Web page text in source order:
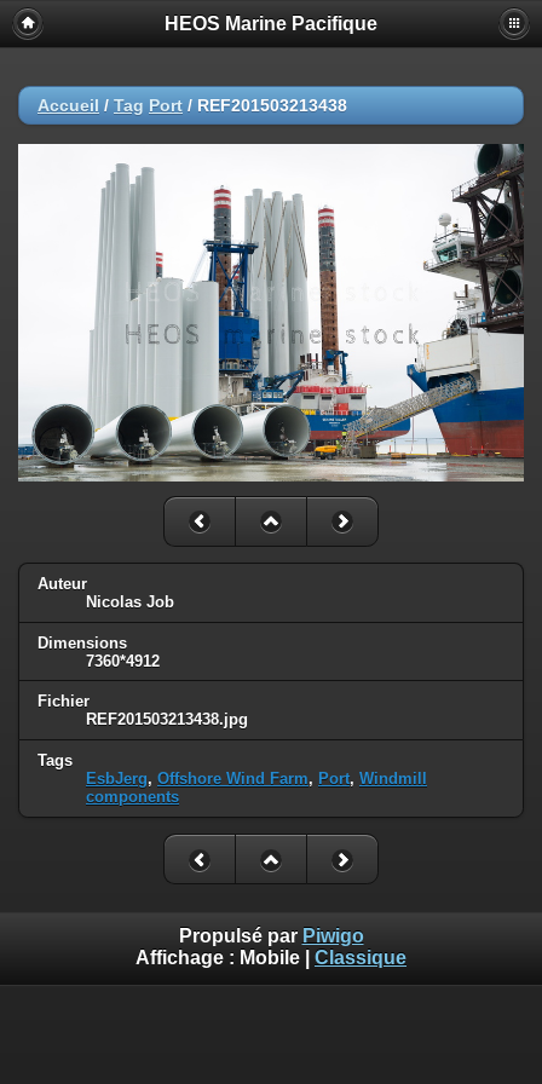
HEOS Marine Pacifique
Accueil / Tag Port / REF201503213438
Auteur
Nicolas Job
Dimensions
7360*4912
Fichier
REF201503213438.jpg
Tags
EsbJerg, Offshore Wind Farm, Port, Windmill
components
Propulsé par Piwigo
Affichage : Mobile Classique